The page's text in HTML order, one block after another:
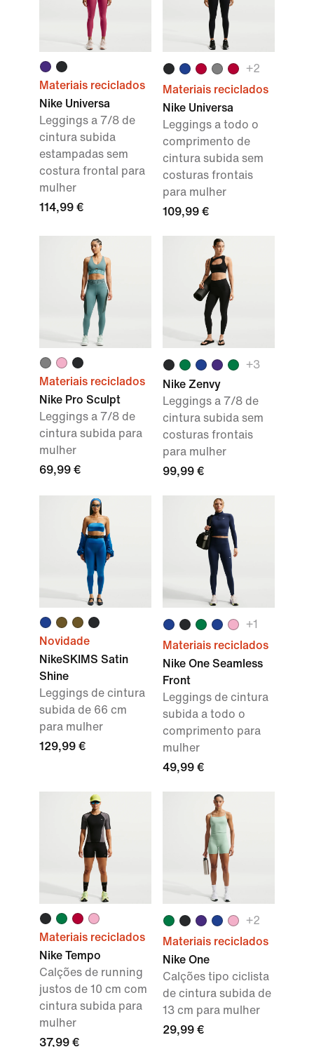
Materiais reciclados
Nike Universa
Leggings a 7/8 de
cintura subida
estampadas sem
costura frontal para
mulher
114,99 €
+2
Materiais reciclados
Nike Universa
Leggings a todo o
comprimento de
cintura subida sem
costuras frontais
para mulher
109,99 €
Materiais reciclados
Nike Pro Sculpt
Leggings a 7/8 de
cintura subida para
mulher
69,99 €
+3
Nike Zenvy
Leggings a 7/8 de
cintura subida sem
costuras frontais
para mulher
99,99 €
Novidade
NikeSKIMS Satin
Shine
Leggings de cintura
subida de 66 cm
para mulher
129,99 €
+1
Materiais reciclados
Nike One Seamless
Front
Leggings de cintura
subida a todo o
comprimento para
mulher
49,99 €
Materiais reciclados
Nike Tempo
Calções de running
justos de 10 cm com
cintura subida para
mulher
37,99 €
+2
Materiais reciclados
Nike One
Calções tipo ciclista
de cintura subida de
13 cm para mulher
29,99 €